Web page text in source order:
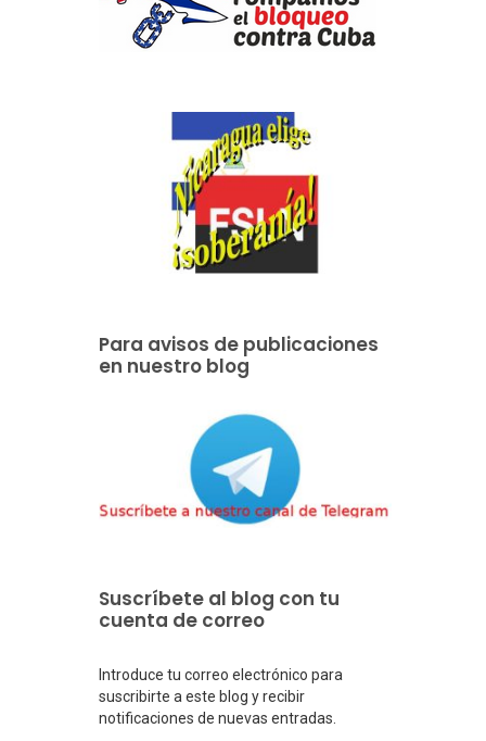
Para avisos de publicaciones
en nuestro blog
Suscríbete al blog con tu
cuenta de correo
Introduce tu correo electrónico para
suscribirte a este blog y recibir
notificaciones de nuevas entradas.